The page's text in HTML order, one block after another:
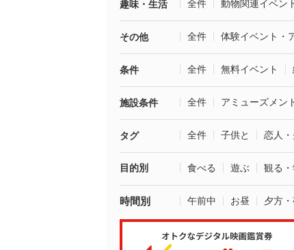
趣味・生活 全件 動物関連イベン
その他 全件 体験イベント・
条件 全件 無料イベント
施設条件 全件 アミューズメン
タグ 全件 子供と 恋人
目的別 食べる 遊ぶ 観る
時間別 午前中 お昼 夕方